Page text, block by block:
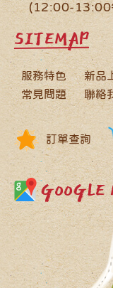
(12:00-13:00
SITEMAP
服務特色 新品
常見問題
聯絡
訂單查詢